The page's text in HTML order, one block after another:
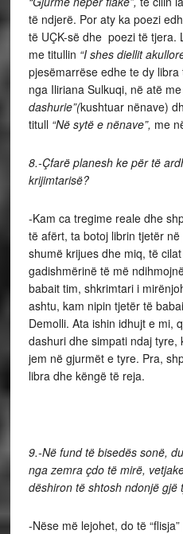
të ndjerë. Por aty ka poezi
të UÇK-së dhe poezi të tjera.
me titullin “I shes diellit
pjesëmarrëse edhe te dy
nga Iliriana Sulkuqi, në atë
dashurie”(kushtuar nënave)
titull “Në sytë e nënave”, me
8.-Çfarë planesh ke për të
krijimtarisë?
-Kam ca tregime reale dhe
të afërt, ta botoj librin tjetër
shumë krijues dhe miq, të
gadishmërinë të më
babait tim, shkrimtari i
ashtu, kam nipin tjetër të
Demolli. Ata ishin idhujt e mi,
dashuri dhe simpati ndaj
jem në gjurmët e tyre. Pra,
libra dhe këngë të reja.
9.-Në fund të bisedës sonë,
nga zemra çdo të mirë,
dëshiron të shtosh ndonjë gjë
-Nëse më lejohet, do të